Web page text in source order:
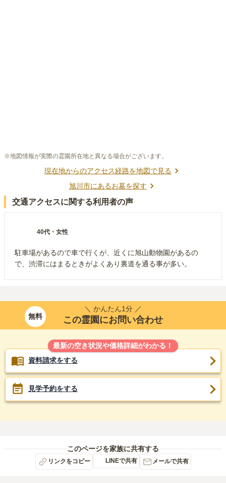
※地図情報が実際の霊園所在地と異なる場合がございます。
現在地からのアクセス経路を地図で見る
旭川市にあるお墓を探す
交通アクセスに関する利用者の声
40代 ・ 女性
駐車場があるので車で行くが、近くに旭山動物園があるの
で、渋滞にはまるときがよくあり裏道を通る事が多い。
無料
＼ かんたん1分 ／
この霊園にお問い合わせ
最新の空き状況や価格詳細がわかる！
資料請求をする
見学予約をする
このページを家族に共有する
リンクをコピー LINEで共有 メールで共有